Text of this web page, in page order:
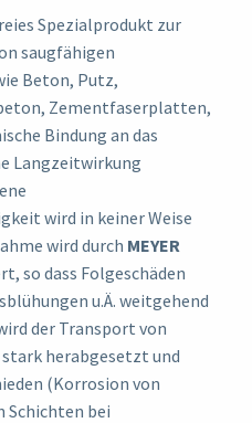
Spezialprodukt zur
saugfähigen
Beton, Putz,
Zementfaserplatten,
Bindung an das
Langzeitwirkung
wird in keiner Weise
wird durch MEYER
so dass Folgeschäden
u.Ä. weitgehend
der Transport von
herabgesetzt und
(Korrosion von
Schichten bei